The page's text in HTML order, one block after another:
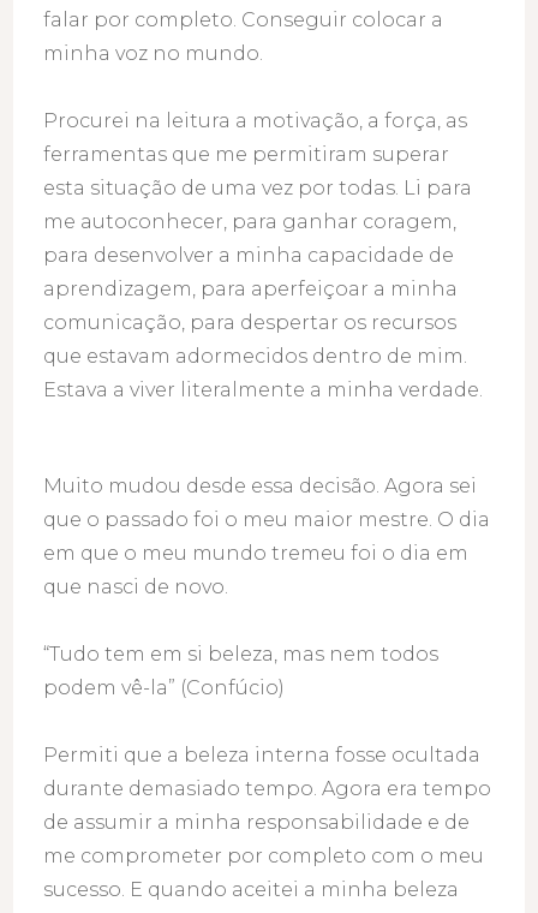
falar por completo. Conseguir colocar a
minha voz no mundo.
Procurei na leitura a motivação, a força, as
ferramentas que me permitiram superar
esta situação de uma vez por todas. Li para
me autoconhecer, para ganhar coragem,
para desenvolver a minha capacidade de
aprendizagem, para aperfeiçoar a minha
comunicação, para despertar os recursos
que estavam adormecidos dentro de mim.
Estava a viver literalmente a minha verdade.
Muito mudou desde essa decisão. Agora sei
que o passado foi o meu maior mestre. O dia
em que o meu mundo tremeu foi o dia em
que nasci de novo.
“Tudo tem em si beleza, mas nem todos
podem vê-la” (Confúcio)
Permiti que a beleza interna fosse ocultada
durante demasiado tempo. Agora era tempo
de assumir a minha responsabilidade e de
me comprometer por completo com o meu
sucesso. E quando aceitei a minha beleza